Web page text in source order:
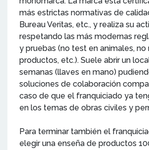
más estrictas normativas de
Bureau Veritas, etc., y realiza su
respetando las más modernas
y pruebas (no test en animales, no
productos, etc.). Suele abrir un
semanas (llaves en mano)
soluciones de colaboración
caso de que el franquiciado ya
en los temas de obras civiles y
Para terminar también el
elegir una enseña de productos